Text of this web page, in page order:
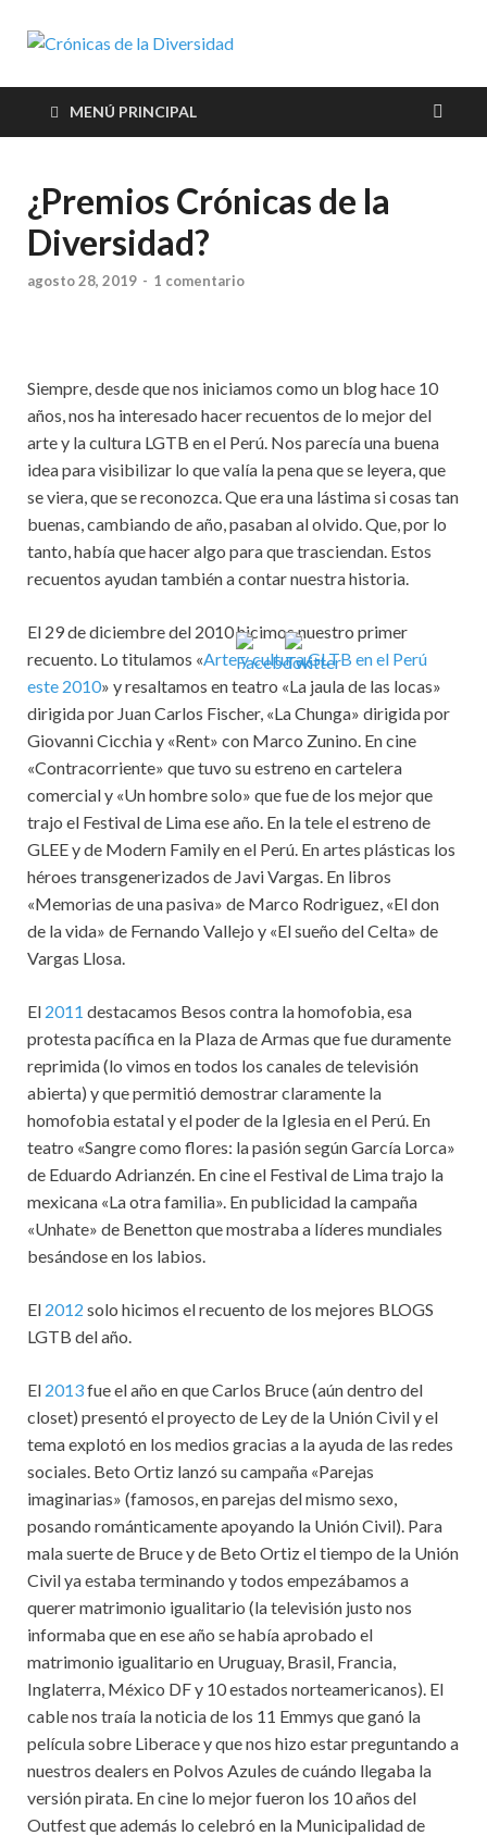
Crónicas de
la
Diversidad
sobre temas de cultura LGTB+
MENÚ PRINCIPAL
¿Premios Crónicas de la
Diversidad?
agosto 28, 2019 - 1 comentario
Siempre, desde que nos iniciamos como un blog hace 10
años, nos ha interesado hacer recuentos de lo mejor del
arte y la cultura LGTB en el Perú. Nos parecía una buena
idea para visibilizar lo que valía la pena que se leyera, que
se viera, que se reconozca. Que era una lástima si cosas tan
buenas, cambiando de año, pasaban al olvido. Que, por lo
tanto, había que hacer algo para que trasciendan. Estos
recuentos ayudan también a contar nuestra historia.
El 29 de diciembre del 2010 hicimos nuestro primer
recuento. Lo titulamos «Arte y cultura GLTB en el Perú
este 2010» y resaltamos en teatro «La jaula de las locas»
dirigida por Juan Carlos Fischer, «La Chunga» dirigida por
Giovanni Cicchia y «Rent» con Marco Zunino. En cine
«Contracorriente» que tuvo su estreno en cartelera
comercial y «Un hombre solo» que fue de los mejor que
trajo el Festival de Lima ese año. En la tele el estreno de
GLEE y de Modern Family en el Perú. En artes plásticas los
héroes transgenerizados de Javi Vargas. En libros
«Memorias de una pasiva» de Marco Rodriguez, «El don
de la vida» de Fernando Vallejo y «El sueño del Celta» de
Vargas Llosa.
El 2011 destacamos Besos contra la homofobia, esa
protesta pacífica en la Plaza de Armas que fue duramente
reprimida (lo vimos en todos los canales de televisión
abierta) y que permitió demostrar claramente la
homofobia estatal y el poder de la Iglesia en el Perú. En
teatro «Sangre como flores: la pasión según García Lorca»
de Eduardo Adrianzén. En cine el Festival de Lima trajo la
mexicana «La otra familia». En publicidad la campaña
«Unhate» de Benetton que mostraba a líderes mundiales
besándose en los labios.
El 2012 solo hicimos el recuento de los mejores BLOGS
LGTB del año.
El 2013fue el año en que Carlos Bruce (aún dentro del
closet) presentó el proyecto de Ley de la Unión Civil y el
tema explotó en los medios gracias a la ayuda de las redes
sociales. Beto Ortiz lanzó su campaña «Parejas
imaginarias» (famosos, en parejas del mismo sexo,
posando románticamente apoyando la Unión Civil). Para
mala suerte de Bruce y de Beto Ortiz el tiempo de la Unión
Civil ya estaba terminando y todos empezábamos a
querer matrimonio igualitario (la televisión justo nos
informaba que en ese año se había aprobado el
matrimonio igualitario en Uruguay, Brasil, Francia,
Inglaterra, México DF y 10 estados norteamericanos). El
cable nos traía la noticia de los 11 Emmys que ganó la
película sobre Liberace y que nos hizo estar preguntando a
nuestros dealers en Polvos Azules de cuándo llegaba la
versión pirata. En cine lo mejor fueron los 10 años del
Outfest que además lo celebró en la Municipalidad de